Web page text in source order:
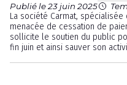
Publié le 23 juin 2025
La société Carmat,
menacée de cessation de
sollicite le soutien du public
fin juin et ainsi sauver son